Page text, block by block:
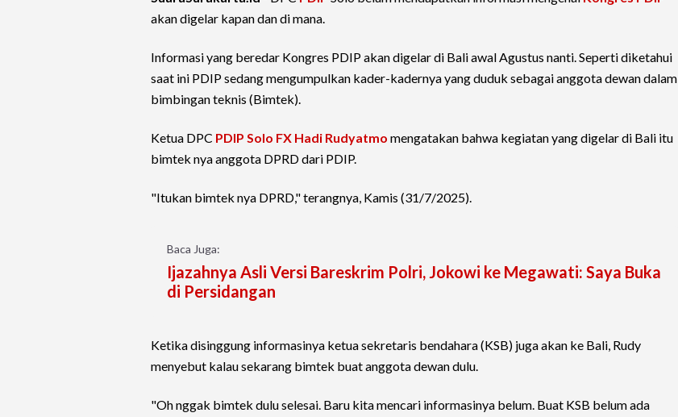
akan digelar kapan dan di mana.
Informasi yang beredar Kongres PDIP akan digelar di Bali awal Agustus nanti. Seperti diketahui
saat ini PDIP sedang mengumpulkan kader-kadernya yang duduk sebagai anggota dewan dalam
bimbingan teknis (Bimtek).
Ketua DPC PDIP Solo FX Hadi Rudyatmo mengatakan bahwa kegiatan yang digelar di Bali itu
bimtek nya anggota DPRD dari PDIP.
"Itukan bimtek nya DPRD," terangnya, Kamis (31/7/2025).
Baca Juga:
Ijazahnya Asli Versi Bareskrim Polri, Jokowi ke Megawati: Saya Buka
di Persidangan
Ketika disinggung informasinya ketua sekretaris bendahara (KSB) juga akan ke Bali, Rudy
menyebut kalau sekarang bimtek buat anggota dewan dulu.
"Oh nggak bimtek dulu selesai. Baru kita mencari informasinya belum. Buat KSB belum ada